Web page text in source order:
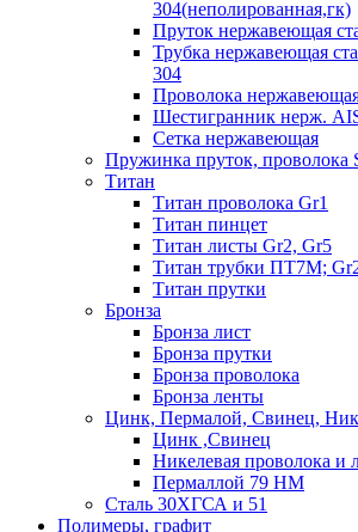
304(неполированная,гк)
Пруток нержавеющая
Трубка нержавеющая
304
Проволока
Шестигранник нерж.
Сетка нержавеющая
Пружинка пруток, проволока
Титан
Титан проволока Gr1
Титан пинцет
Титан листы Gr2, Gr5
Титан трубки ПТ7М;
Титан прутки
Бронза
Бронза лист
Бронза прутки
Бронза проволока
Бронза ленты
Цинк, Пермалой, Свинец,
Цинк ,Свинец
Никелевая проволока и
Пермаллой 79 НМ
Сталь 30ХГСА и 51
Полимеры, графит